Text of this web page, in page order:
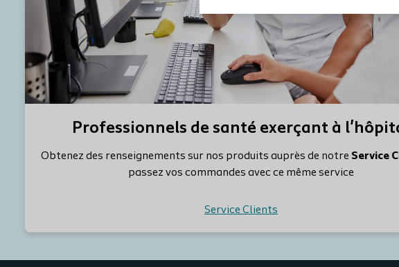
Professionnels de santé exerçant à
Obtenez des renseignements sur nos produits auprès de notre Service
passez vos commandes avec ce même service
Service Clients